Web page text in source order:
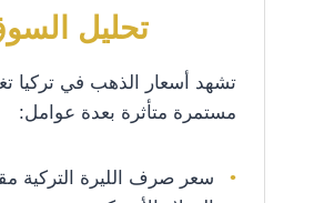
تحليل
تشهد أسعار الذهب في تركيا
مستمرة متأثرة بعدة عوامل:
سعر صرف الليرة التركية